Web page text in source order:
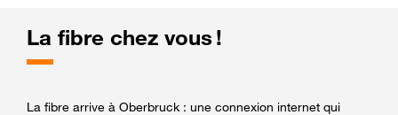
La fibre chez vous !
La fibre arrive à Oberbruck : une connexion internet qui